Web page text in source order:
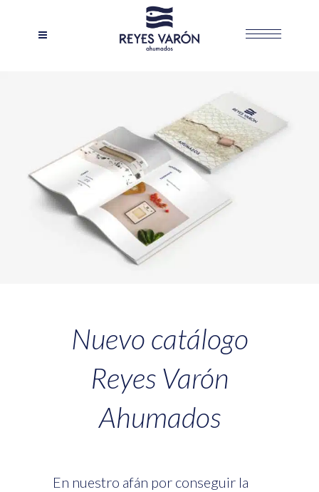
Nuevo catálogo
Reyes Varón
Ahumados
En nuestro afán por conseguir la